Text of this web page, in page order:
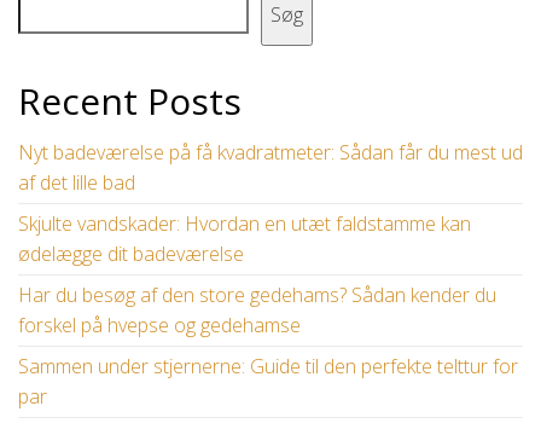
Søg
Recent Posts
Nyt badeværelse på få kvadratmeter: Sådan får du mest ud
af det lille bad
Skjulte vandskader: Hvordan en utæt faldstamme kan
ødelægge dit badeværelse
Har du besøg af den store gedehams? Sådan kender du
forskel på hvepse og gedehamse
Sammen under stjernerne: Guide til den perfekte telttur for
par